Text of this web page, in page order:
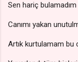
Sen hariç
Canımı yakan
Artık kurtulamam bu